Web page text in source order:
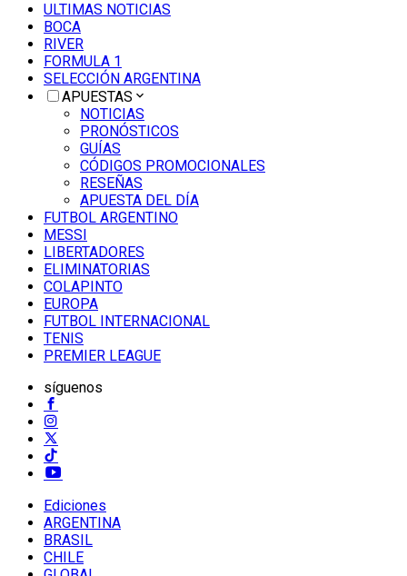
ULTIMAS NOTICIAS
BOCA
RIVER
FORMULA 1
SELECCIÓN ARGENTINA
APUESTAS
NOTICIAS
PRONÓSTICOS
GUÍAS
CÓDIGOS PROMOCIONALES
RESEÑAS
APUESTA DEL DÍA
FUTBOL ARGENTINO
MESSI
LIBERTADORES
ELIMINATORIAS
COLAPINTO
EUROPA
FUTBOL INTERNACIONAL
TENIS
PREMIER LEAGUE
síguenos
Ediciones
ARGENTINA
BRASIL
CHILE